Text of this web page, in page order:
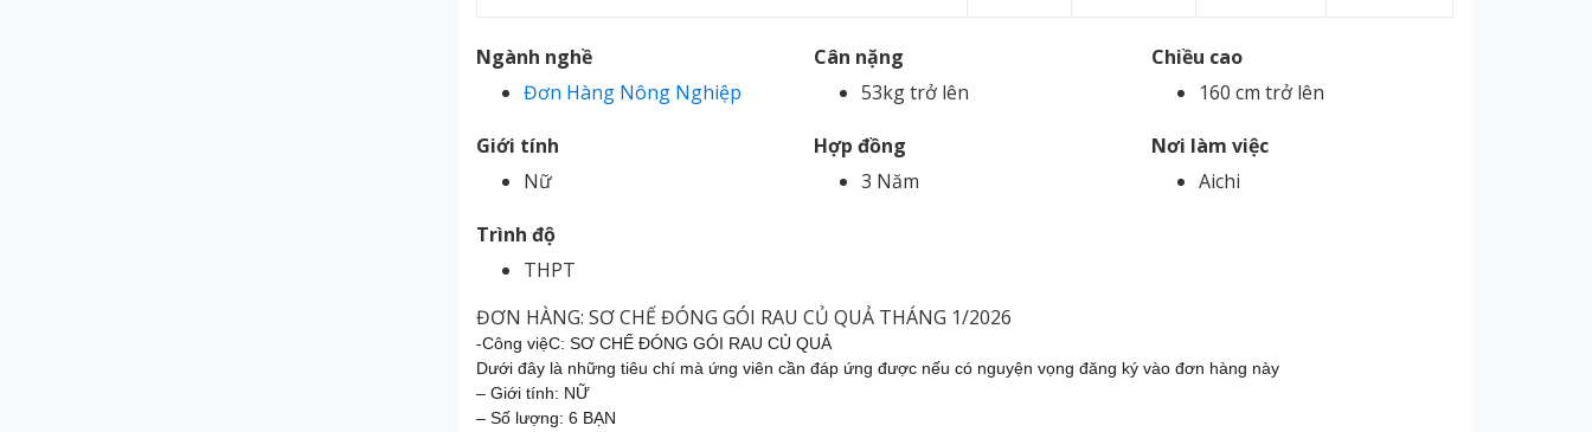
Ngành nghề
Đơn Hàng Nông Nghiệp
Cân nặng
53kg trở lên
Chiều cao
160 cm trở lên
Giới tính
Nữ
Hợp đồng
3 Năm
Nơi làm việc
Aichi
Trình độ
THPT
ĐƠN HÀNG: SƠ CHẾ ĐÓNG GÓI RAU CỦ QUẢ THÁNG 1/2026
-Công việC: SƠ CHẾ ĐÓNG GÓI RAU CỦ QUẢ
Dưới đây là những tiêu chí mà ứng viên cần đáp ứng được nếu có nguyện vọng đăng ký vào đơn hàng này
– Giới tính: NỮ
– Số lượng: 6 BẠN